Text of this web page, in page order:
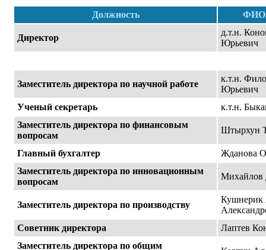
Должность ФИО,
Директор
д.т.н.
Юрьевич
Заместитель директора по научной работе
к.т.н.
Юрьевич
Ученый секретарь
к.т.н.
Заместитель директора по финансовым
вопросам
Штырхун
Главный бухгалтер
Жданова
Заместитель директора по инновационным
вопросам
Михайлов
Заместитель директора по производству
Кушнерик
Советник директора
Лаптев
Заместитель директора по общим